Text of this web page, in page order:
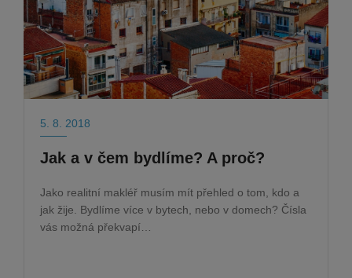
5. 8. 2018
Jak a v čem bydlíme? A proč?
Jako realitní makléř musím mít přehled o tom, kdo a
jak žije. Bydlíme více v bytech, nebo v domech? Čísla
vás možná překvapí…